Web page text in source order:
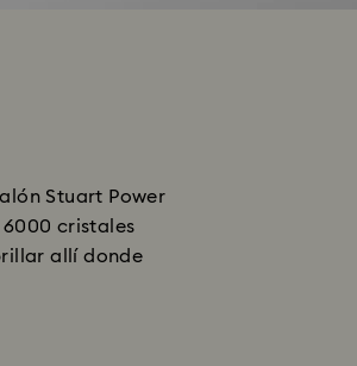
Stuart Power
cristales
allí donde